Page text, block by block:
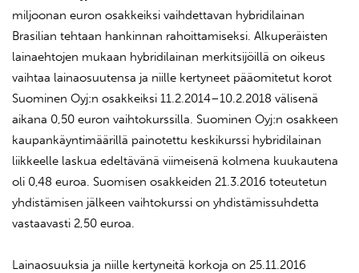
miljoonan euron osakkeiksi vaihdettavan hybridilainan
Brasilian tehtaan hankinnan rahoittamiseksi. Alkuperäisten
lainaehtojen mukaan hybridilainan merkitsijöillä on oikeus
vaihtaa lainaosuutensa ja niille kertyneet pääomitetut korot
Suominen Oyj:n osakkeiksi 11.2.2014–10.2.2018 välisenä
aikana 0,50 euron vaihtokurssilla. Suominen Oyj:n osakkeen
kaupankäyntimäärillä painotettu keskikurssi hybridilainan
liikkeelle laskua edeltävänä viimeisenä kolmena kuukautena
oli 0,48 euroa. Suomisen osakkeiden 21.3.2016 toteutetun
yhdistämisen jälkeen vaihtokurssi on yhdistämissuhdetta
vastaavasti 2,50 euroa.
Lainaosuuksia ja niille kertyneitä korkoja on 25.11.2016